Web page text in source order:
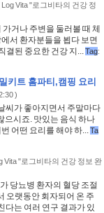
Log Vita "로그비타의 건강 정
거나 주변을 둘러볼 때 체
서 환자분들을 뵙다 보면
결된 중요한 건강 지...Tag:
키트 홈파티,캠핑 요리
)
씨가 좋아지면서 주말마다
으시죠. 맛있는 음식 하나
어떤 요리를 해야 하...Ta
Vita "로그비타의 건강 정보 완
당뇨병 환자의 혈당 조절
오랫동안 회자되어 온 주
다는 여러 연구 결과가 있